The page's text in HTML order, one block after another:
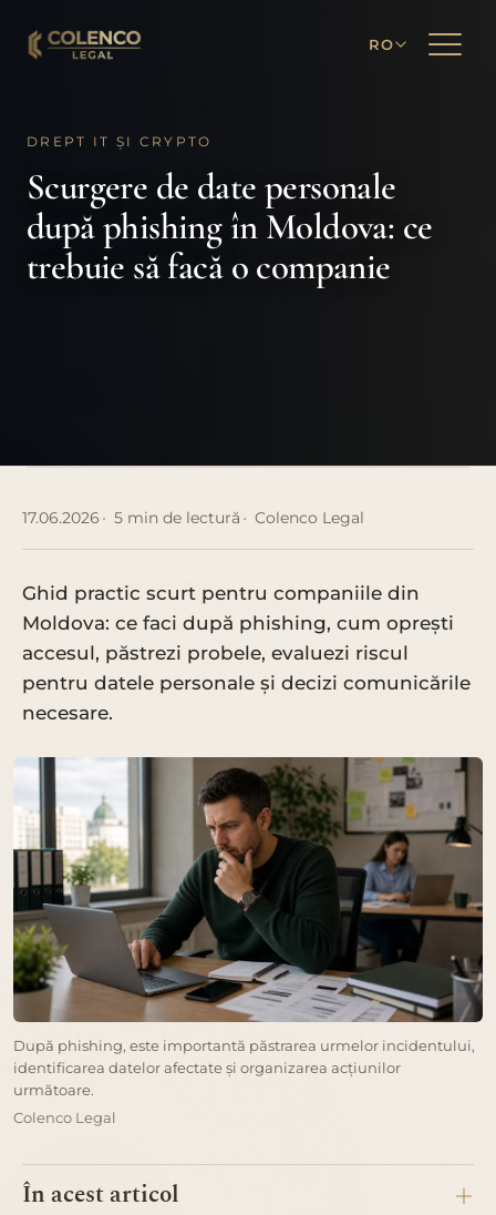
RO
DREPT IT ȘI CRYPTO
Scurgere de date personale
după phishing în Moldova: ce
trebuie să facă o companie
17.06.2026 5 min de lectură Colenco Legal
Ghid practic scurt pentru companiile din
Moldova: ce faci după phishing, cum oprești
accesul, păstrezi probele, evaluezi riscul
pentru datele personale și decizi comunicările
necesare.
După phishing, este importantă păstrarea urmelor incidentului,
identificarea datelor afectate și organizarea acțiunilor
următoare.
Colenco Legal
În acest articol